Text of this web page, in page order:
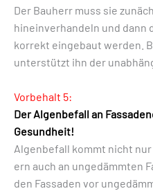
Der Bauherr muss sie
hineinverhandeln und dann
korrekt eingebaut werden.
unterstützt ihn der
Vorbehalt 5:
Der Algenbefall an
Gesundheit!
Algenbefall kommt nicht
ern auch an ungedämmten
den Fassaden vor